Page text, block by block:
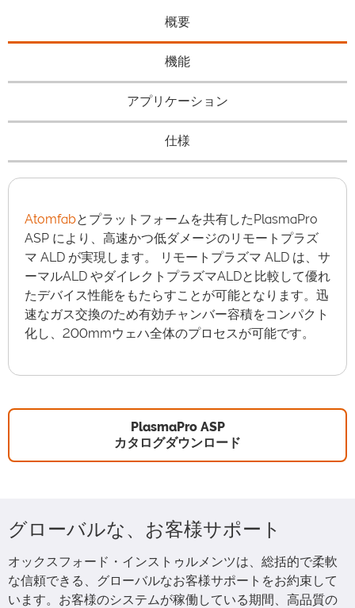
概要
機能
アプリケーション
仕様
Atomfabとプラットフォームを共有したPlasmaPro
ASP により、高速かつ低ダメージのリモートプラズ
マ ALD が実現します。 リモートプラズマ ALD は、サ
ーマルALD やダイレクトプラズマALDと比較して優れ
たデバイス性能をもたらすことが可能となります。迅
速なガス交換のため有効チャンバー容積をコンパクト
化し、200mmウェハ全体のプロセスが可能です。
PlasmaPro ASP
カタログダウンロード
グローバルな、お客様サポート
オックスフォード・インストゥルメンツは、総括的で柔軟
な信頼できる、グローバルなお客様サポートをお約束して
います。お客様のシステムが稼働している期間、高品質の